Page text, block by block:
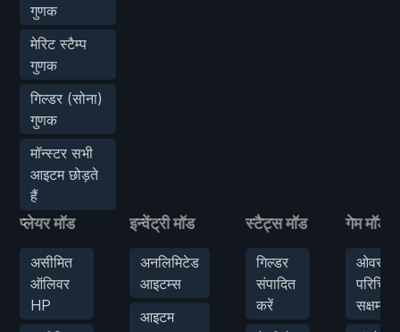
गुणक
मेरिट स्टैम्प
गुणक
गिल्डर (सोना)
गुणक
मॉन्स्टर सभी
आइटम छोड़ते
हैं
प्लेयर मॉड
असीमित
ऑलिवर
HP
इन्वेंट्री मॉड
अनलिमिटेड
आइटम्स
आइटम
स्टैट्स मॉड
गिल्डर
संपादित
करें
गेम मॉड
परिचित
सक्षम